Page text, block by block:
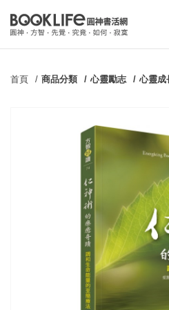
首頁 商品分類 心靈勵志 心靈成